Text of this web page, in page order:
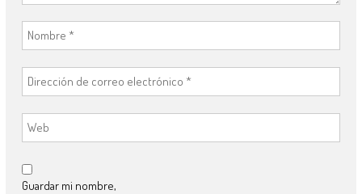
Guardar mi nombre,